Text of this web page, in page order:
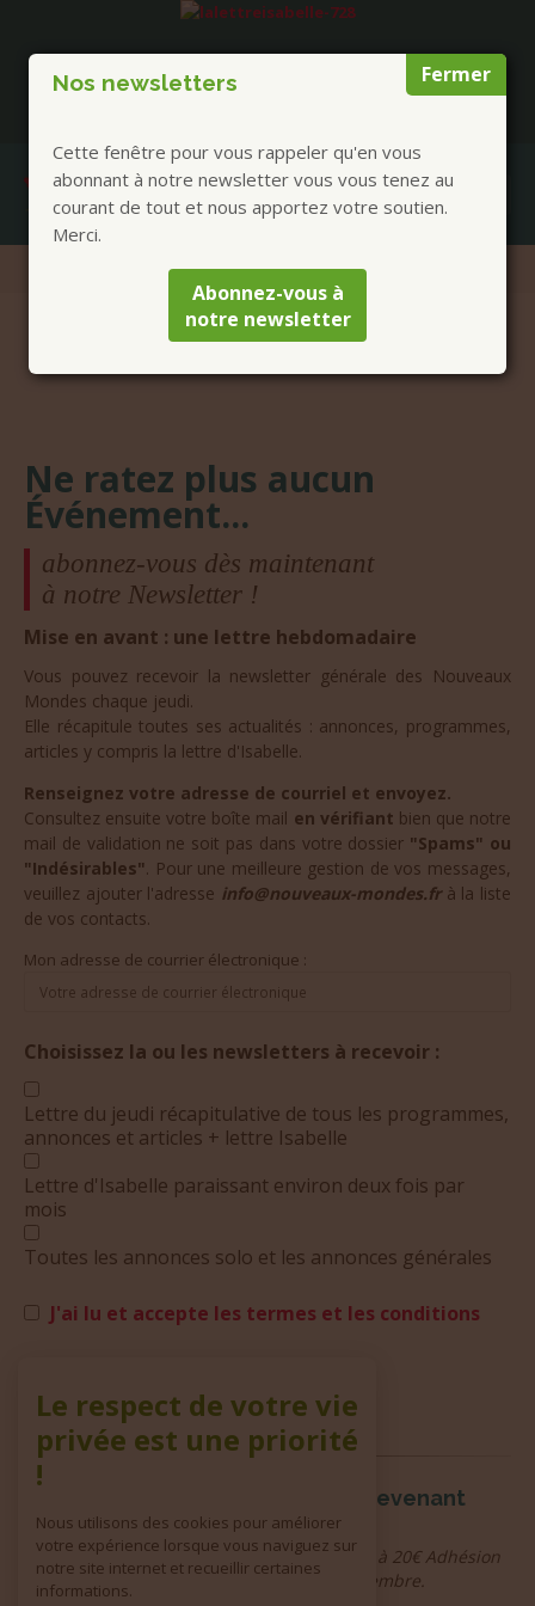
Fermer
Nos newsletters
Cette fenêtre pour vous rappeler qu'en vous
abonnant à notre newsletter vous vous tenez au
courant de tout et nous apportez votre soutien.
Merci.
Abonnez-vous à
notre newsletter
Ne ratez plus aucun
Événement...
abonnez-vous dès maintenant
à notre Newsletter !
Mise en avant : une lettre hebdomadaire
Vous pouvez recevoir la newsletter générale des Nouveaux
Mondes chaque jeudi.
Elle récapitule toutes ses actualités : annonces, programmes,
articles y compris la lettre d'Isabelle.
Renseignez votre adresse de courriel et envoyez.
Consultez ensuite votre boîte mail en vérifiant bien que notre
mail de validation ne soit pas dans votre dossier "Spams" ou
"Indésirables". Pour une meilleure gestion de vos messages,
veuillez ajouter l'adresse info@nouveaux-mondes.frà la liste
de vos contacts.
Mon adresse de courrier électronique :
Choisissez la ou les newsletters à recevoir :
Lettre du jeudi récapitulative de tous les programmes,
annonces et articles + lettre Isabelle
Lettre d'Isabelle paraissant environ deux fois par
mois
Toutes les annonces solo et les annonces générales
J'ai lu et accepte les termes et les conditions
Aidez notre Association en devenant
Adhérent(e)
Le coût de l'adhésion annuelle commence à 20€ Adhésion
valable du 1er janvier au 31 décembre.
Le respect de votre vie
privée est une priorité
!
Nous utilisons des cookies pour améliorer
votre expérience lorsque vous naviguez sur
notre site internet et recueillir certaines
informations.